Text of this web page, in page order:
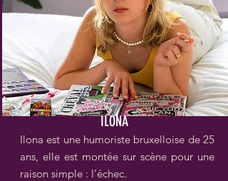
ILONA
Ilona est une humoriste bruxelloise de 25
ans, elle est montée sur scène pour une
raison simple : l’échec.